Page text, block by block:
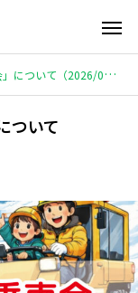
ついて（2026/02/23）
ついて